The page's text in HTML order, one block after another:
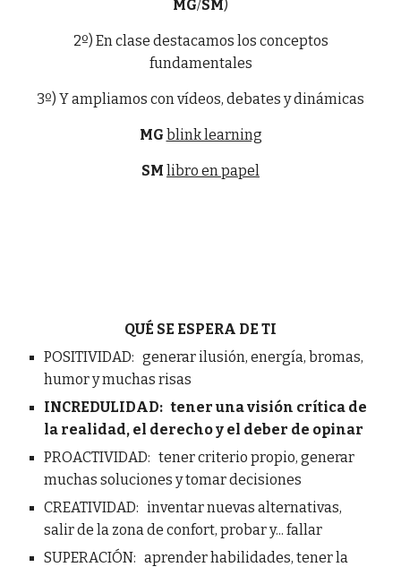
MG/SM)
2º) En clase destacamos los conceptos
fundamentales
3º) Y ampliamos con vídeos, debates y dinámicas
MG blink learning
SM libro en papel
QUÉ SE ESPERA DE TI
POSITIVIDAD: generar ilusión, energía, bromas,
humor y muchas risas
INCREDULIDAD: tener una visión crítica de
la realidad, el derecho y el deber de opinar
PROACTIVIDAD: tener criterio propio, generar
muchas soluciones y tomar decisiones
CREATIVIDAD: inventar nuevas alternativas,
salir de la zona de confort, probar y... fallar
SUPERACIÓN: aprender habilidades, tener la